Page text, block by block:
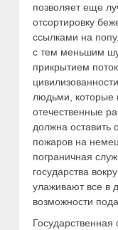
позволяет еще
отсортировку
ссылками на
с тем меньшим
прикрытием
людьми, которые
отечественные
должна оставить
пожаров на
пограничная
государства
улаживают все в
возможности
Государственная